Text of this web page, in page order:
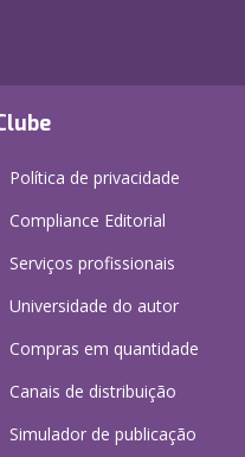
Política de privacidade
Compliance Editorial
Serviços profissionais
Universidade do autor
Compras em quantidade
Canais de distribuição
Simulador de publicação